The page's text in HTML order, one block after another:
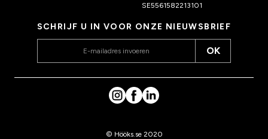
SE5561582213101
SCHRIJF U IN VOOR ONZE NIEUWSBRIEF
OK
© Hööks.se 2020